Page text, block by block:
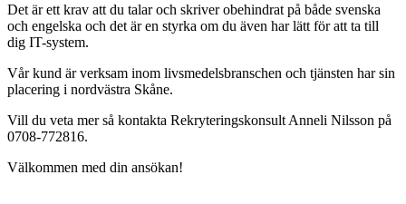
Det är ett krav att du talar och skriver obehindrat på både svenska
och engelska och det är en styrka om du även har lätt för att ta till
dig IT-system.
Vår kund är verksam inom livsmedelsbranschen och tjänsten har sin
placering i nordvästra Skåne.
Vill du veta mer så kontakta Rekryteringskonsult Anneli Nilsson på
0708-772816.
Välkommen med din ansökan!